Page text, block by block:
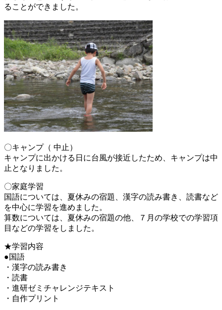
ることができました。
〇キャンプ（ 中止）
キャンプに出かける日に台風が接近したため、キャンプは中
止となりました。
〇家庭学習
国語については、夏休みの宿題、漢字の読み書き、読書など
を中心に学習を進めました。
算数については、夏休みの宿題の他、７月の学校での学習項
目などの学習をしました。
★学習内容
●国語
・漢字の読み書き
・読書
・進研ゼミチャレンジテキスト
・自作プリント